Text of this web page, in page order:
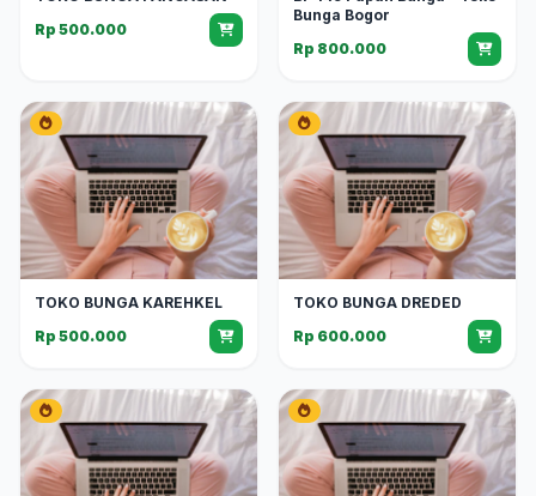
Rp 500.000
Bunga Bogor
Rp 800.000
TOKO BUNGA KAREHKEL
Rp 500.000
TOKO BUNGA DREDED
Rp 600.000